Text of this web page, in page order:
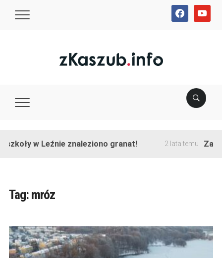
facebookyoutube
w Leźnie znaleziono granat! 2 lata temu
Tag: mróz